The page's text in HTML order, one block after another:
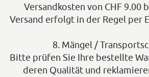
Versandkosten von CHF 9.00
Versand erfolgt in der Regel per
8. Mängel /
Bitte prüfen Sie Ihre bestellte
deren Qualität und